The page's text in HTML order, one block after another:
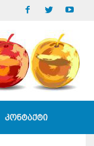
კონტაქტი